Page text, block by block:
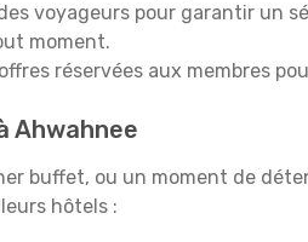
voyageurs pour garantir un
moment.
réservées aux membres
Ahwahnee
buffet, ou un moment de
hôtels :